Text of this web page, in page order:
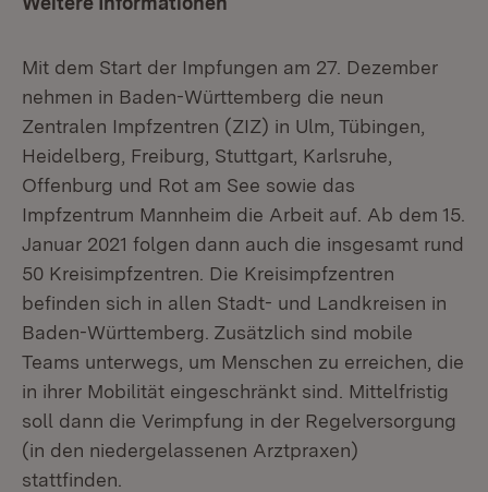
Mit dem Start der Impfungen am 27. Dezember
nehmen in Baden-Württemberg die neun
Zentralen Impfzentren (ZIZ) in Ulm, Tübingen,
Heidelberg, Freiburg, Stuttgart, Karlsruhe,
Offenburg und Rot am See sowie das
Impfzentrum Mannheim die Arbeit auf. Ab dem 15.
Januar 2021 folgen dann auch die insgesamt rund
50 Kreisimpfzentren. Die Kreisimpfzentren
befinden sich in allen Stadt- und Landkreisen in
Baden-Württemberg. Zusätzlich sind mobile
Teams unterwegs, um Menschen zu erreichen, die
in ihrer Mobilität eingeschränkt sind. Mittelfristig
soll dann die Verimpfung in der Regelversorgung
(in den niedergelassenen Arztpraxen)
stattfinden.